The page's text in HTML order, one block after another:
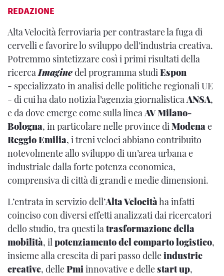
REDAZIONE
Alta Velocità ferroviaria per contrastare la fuga di
cervelli e favorire lo sviluppo dell’industria creativa.
Potremmo sintetizzare così i primi risultati della
ricercaImaginedel programma studiEspon
- specializzato in analisi delle politiche regionali UE
- di cui ha dato notizia l’agenzia giornalisticaANSA,
e da dove emerge come sulla lineaAV Milano-
Bologna, in particolare nelle province diModenae
Reggio Emilia, i treni veloci abbiano contribuito
notevolmente allo sviluppo di un’area urbana e
industriale dalla forte potenza economica,
comprensiva di città di grandi e medie dimensioni.
L’entrata in servizio dell’Alta Velocitàha infatti
coinciso con diversi effetti analizzati dai ricercatori
dello studio, tra questi latrasformazione della
mobilità, ilpotenziamento del comparto logistico,
insieme alla crescita di pari passo delleindustrie
creative, dellePmiinnovative e dellestart up,